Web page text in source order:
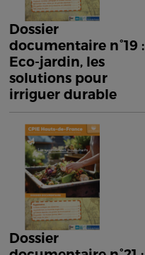
Dossier
documentaire n°19 :
Eco-jardin, les
solutions pour
irriguer durable
Dossier